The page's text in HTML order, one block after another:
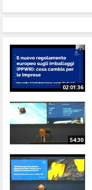
02:01:36
54:30